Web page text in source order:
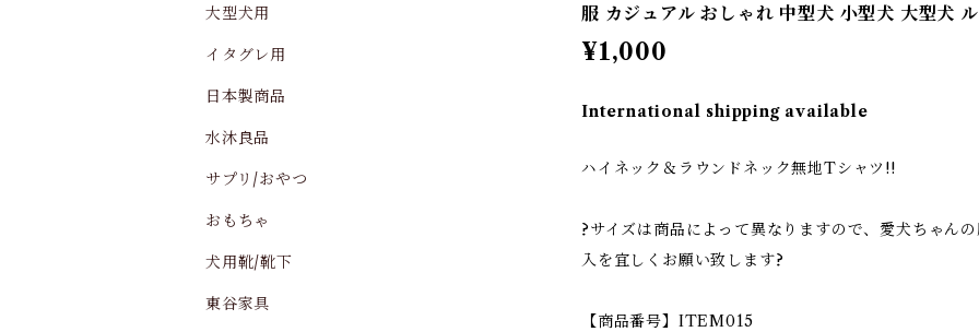
服 カジュアル おしゃれ 中型犬 小型犬 大型犬
¥1,000
International shipping available
ハイネック＆ラウンドネック無地Tシャツ!!
?サイズは商品によって異なりますので、愛犬ちゃん
入を宜しくお願い致します?
【商品番号】ITEM015
大型犬用
イタグレ用
日本製商品
水沐良品
サプリ/おやつ
おもちゃ
犬用靴/靴下
東谷家具